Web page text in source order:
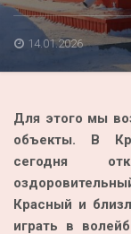
Национальные
Перепись —
14.01.2026
Для этого мы
объекты. В
сегодня
Красный и
играть в